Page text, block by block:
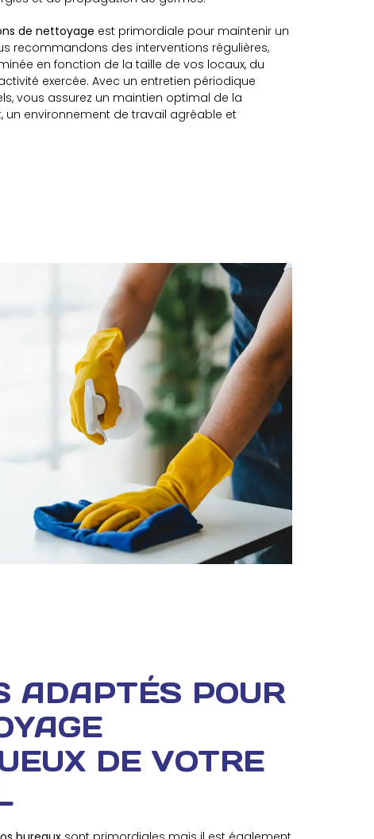
de nettoyage est primordiale pour maintenir un
recommandons des interventions régulières,
en fonction de la taille de vos locaux, du
exercée. Avec un entretien périodique
vous assurez un maintien optimal de la
un environnement de travail agréable et
ADAPTÉS POUR
DE VOTRE